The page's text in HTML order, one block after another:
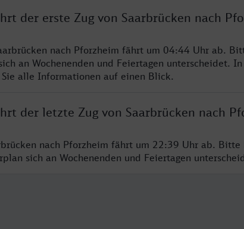
der erste Zug von Saarbrücken nach
nach Pforzheim fährt um 04:44 Uhr ab.
an Wochenenden und Feiertagen unterscheidet.
alle Informationen auf einen Blick.
der letzte Zug von Saarbrücken nach
nach Pforzheim fährt um 22:39 Uhr ab. Bitte
sich an Wochenenden und Feiertagen